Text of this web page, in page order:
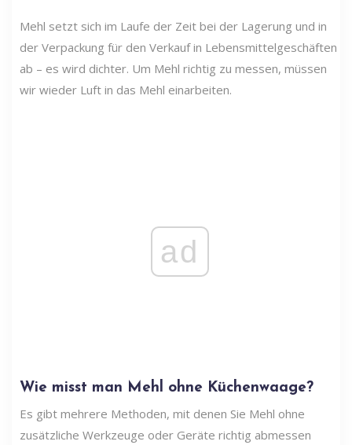
Mehl setzt sich im Laufe der Zeit bei der Lagerung und in
der Verpackung für den Verkauf in Lebensmittelgeschäften
ab – es wird dichter. Um Mehl richtig zu messen, müssen
wir wieder Luft in das Mehl einarbeiten.
ad
Wie misst man Mehl ohne Küchenwaage?
Es gibt mehrere Methoden, mit denen Sie Mehl ohne
zusätzliche Werkzeuge oder Geräte richtig abmessen